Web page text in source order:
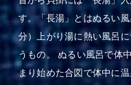
す。「長湯」とはぬるい
分）上がり湯に熱い風呂
うもの。 ぬるい風呂で体
まり始めた合図で体中に